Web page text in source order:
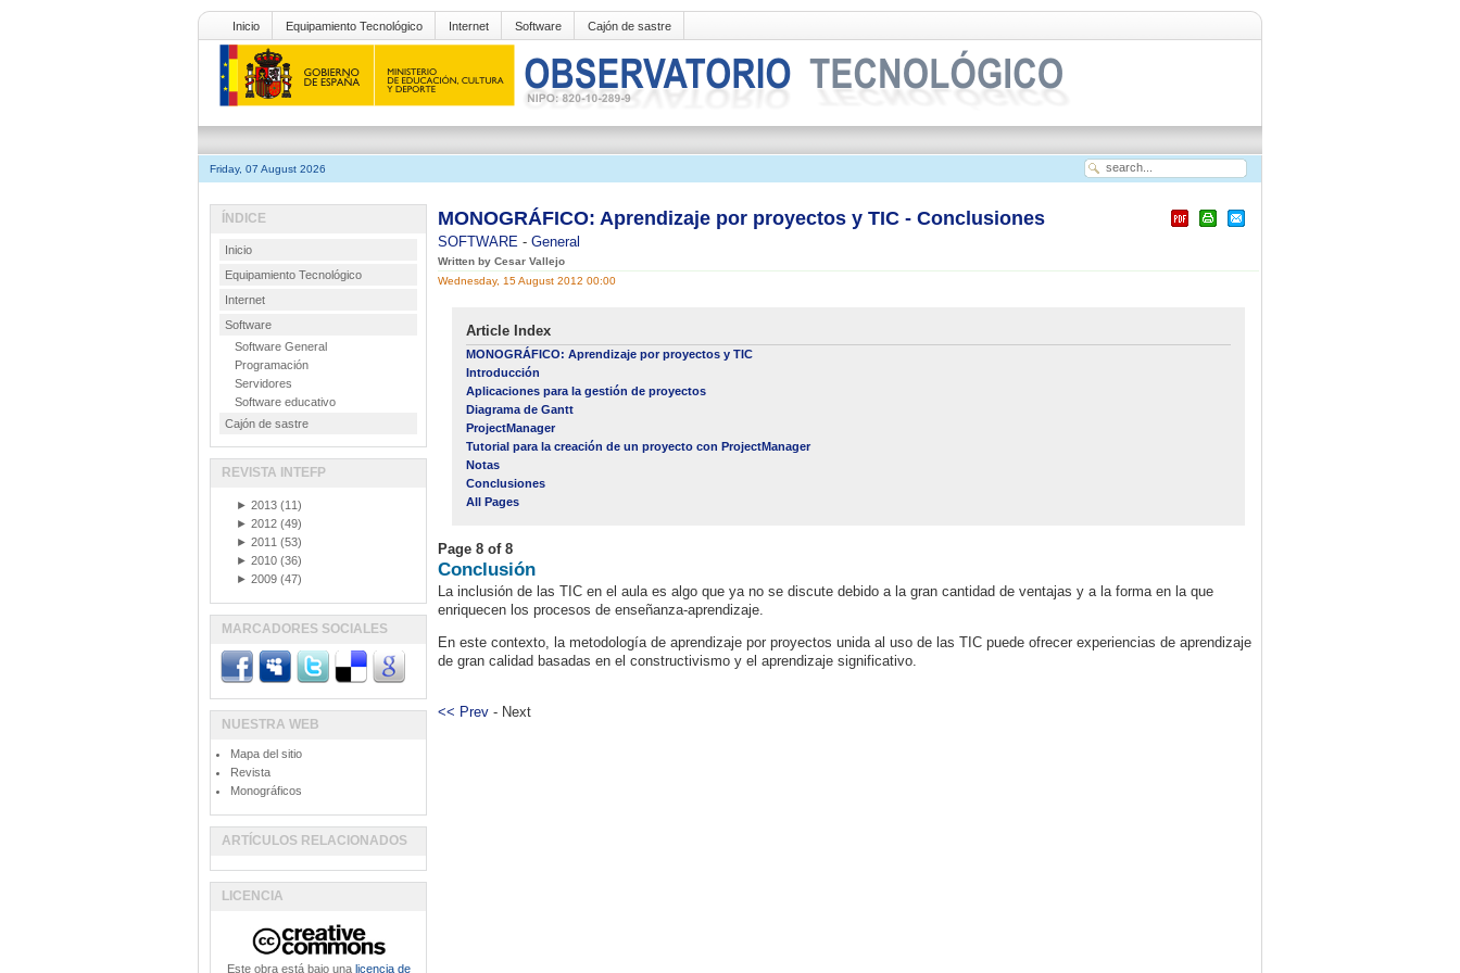
Inicio Equipamiento Tecnológico Internet Software Cajón de sastre
Friday, 07 August 2026
MONOGRÁFICO: Aprendizaje por proyectos y TIC - Conclusiones
SOFTWARE - General
Written by Cesar Vallejo
Wednesday, 15 August 2012 00:00
Article Index
MONOGRÁFICO: Aprendizaje por proyectos y TIC
Introducción
Aplicaciones para la gestión de proyectos
Diagrama de Gantt
ProjectManager
Tutorial para la creación de un proyecto con ProjectManager
Notas
Conclusiones
All Pages
Page 8 of 8
Conclusión
La inclusión de las TIC en el aula es algo que ya no se discute debido a la gran cantidad de ventajas y a la forma en la que
enriquecen los procesos de enseñanza-aprendizaje.
En este contexto, la metodología de aprendizaje por proyectos unida al uso de las TIC puede ofrecer experiencias de aprendizaje
de gran calidad basadas en el constructivismo y el aprendizaje significativo.
<< Prev - Next
ÍNDICE
Inicio
Equipamiento Tecnológico
Internet
Software
Software General
Programación
Servidores
Software educativo
Cajón de sastre
REVISTA INTEFP
► 2013 (11)
► 2012 (49)
► 2011 (53)
► 2010 (36)
► 2009 (47)
MARCADORES SOCIALES
NUESTRA WEB
Mapa del sitio
Revista
Monográficos
ARTÍCULOS RELACIONADOS
LICENCIA
Este obra está bajo una licencia de